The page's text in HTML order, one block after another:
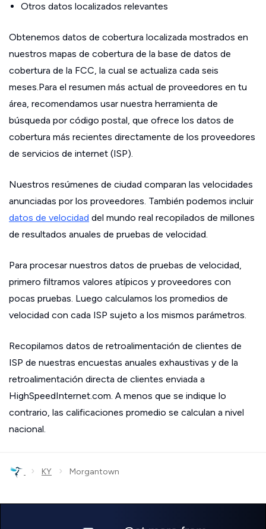
Otros datos localizados relevantes
Obtenemos datos de cobertura localizada mostrados en
nuestros mapas de cobertura de la base de datos de
cobertura de la FCC, la cual se actualiza cada seis
meses.Para el resumen más actual de proveedores en tu
área, recomendamos usar nuestra herramienta de
búsqueda por código postal, que ofrece los datos de
cobertura más recientes directamente de los proveedores
de servicios de internet (ISP).
Nuestros resúmenes de ciudad comparan las velocidades
anunciadas por los proveedores. También podemos incluir
datos de velocidad del mundo real recopilados de millones
de resultados anuales de pruebas de velocidad.
Para procesar nuestros datos de pruebas de velocidad,
primero filtramos valores atípicos y proveedores con
pocas pruebas. Luego calculamos los promedios de
velocidad con cada ISP sujeto a los mismos parámetros.
Recopilamos datos de retroalimentación de clientes de
ISP de nuestras encuestas anuales exhaustivas y de la
retroalimentación directa de clientes enviada a
HighSpeedInternet.com. A menos que se indique lo
contrario, las calificaciones promedio se calculan a nivel
nacional.
› KY › Morgantown